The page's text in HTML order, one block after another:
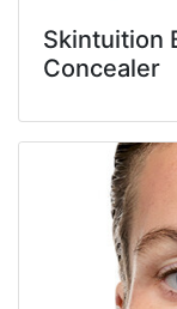
Skintuition
Concealer